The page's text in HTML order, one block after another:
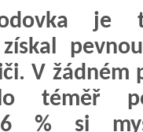
je
V žádném
téměř
% si